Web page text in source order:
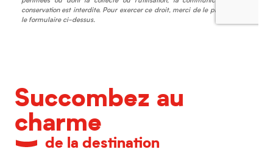
Succombez au
charme
de la destination